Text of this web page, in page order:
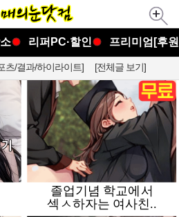
리퍼PC·할인 프리미엄[후
츠/결과/하이라이트] [전체글 보기]